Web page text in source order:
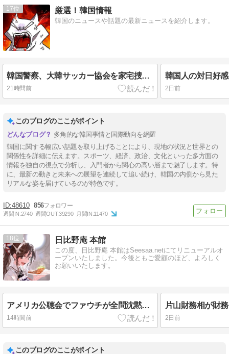
17 厳選！韓国情報
韓国のニュースや話題の最新ニュースを紹介します。
韓国警察、大韓サッカー協会を家宅捜索 代表監督選考巡り
21時間前 2日前
このブログのここがポイント
多角的な韓国事情と国際動向を網羅
韓国に関する幅広い話題を取り上げることにより、現地の状況と世界との
関係性を詳細に伝えます。スポーツ、経済、政治、文化といった多方面の
情報を独自の視点で分析し、入門者から関心の高い層まで魅了します。特
に、最新の動きと未来への展望を連続して追い続け、韓国の内側から見た
リアルな姿を届けているのが特色です。
48610 856
週間IN:2740 週間OUT:39290 月間IN:11470
18 日比野庵 本館
この度、日比野庵 本館はSeesaa.netにてリニューアルオ
ープンいたしました。今後ともご愛顧のほど、よろしく
お願いいたします。
アメリカ公聴会でファウチが全問沈黙！武漢ラボ隠蔽の日記暴露で世界を欺いたパンデミック工作の闇と日本への波及！
14時間前 2日前
このブログのここがポイント